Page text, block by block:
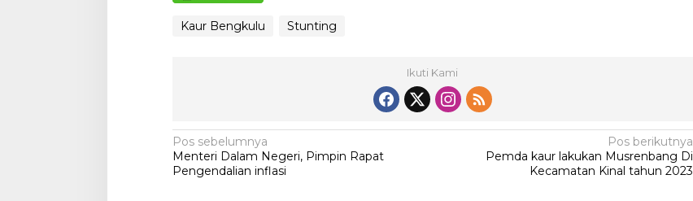
Kaur Bengkulu Stunting
Ikuti Kami
N
a
Pos sebelumnya
Menteri Dalam Negeri, Pimpin Rapat
Pengendalian inflasi
Pos berikutnya
Pemda kaur lakukan Musrenbang Di
Kecamatan Kinal tahun 2023